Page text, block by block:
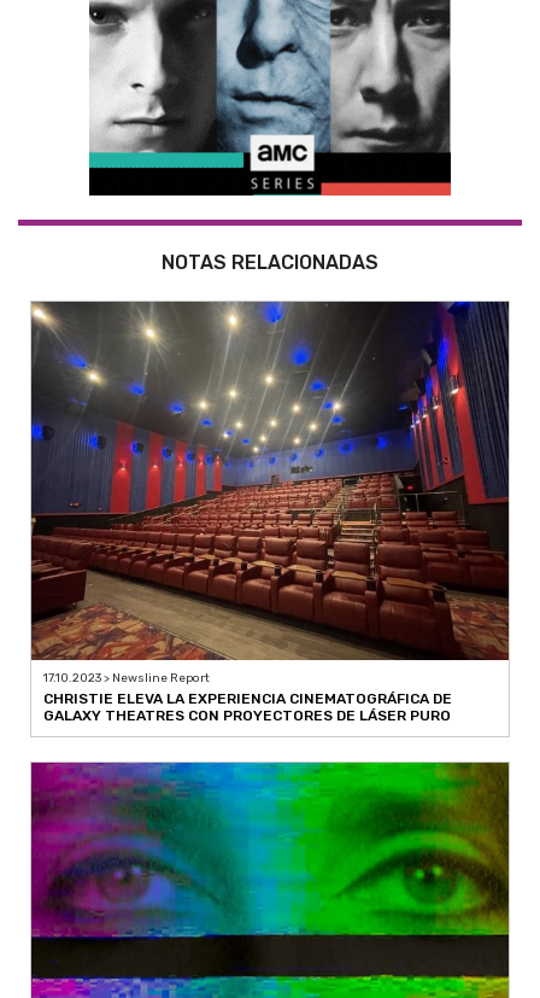
NOTAS RELACIONADAS
17.10.2023 > Newsline Report
CHRISTIE ELEVA LA EXPERIENCIA CINEMATOGRÁFICA DE
GALAXY THEATRES CON PROYECTORES DE LÁSER PURO